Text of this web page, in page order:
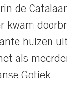
de
kwam
huizen
als
Gotiek.